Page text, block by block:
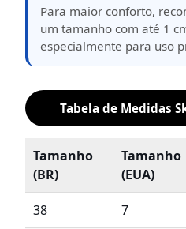
Para maior conforto,
um tamanho com até 1
especialmente para uso
Tabela de Medidas
Tamanho
(BR)
Tamanho
(EUA)
38 7